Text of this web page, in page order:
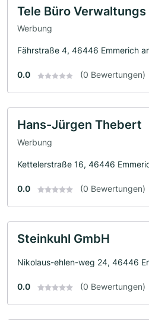
Tele Büro Verwaltungs
Werbung
Fährstraße 4, 46446 Emmerich
0.0 (0 Bewertungen)
Hans-Jürgen Thebert
Werbung
Kettelerstraße 16, 46446
0.0 (0 Bewertungen)
Steinkuhl GmbH
Nikolaus-ehlen-weg 24, 46446
0.0 (0 Bewertungen)